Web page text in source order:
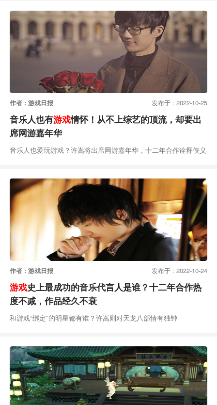
爆料图可以了解到本次测试保密级别较高，需要签署保密协议才能
够获取最终测试资格。针对此消息，游戏日报向腾讯相关人士进行
了求证，截至发稿前对方未予置评。《王者荣耀·
作者 : 游戏日报 发布于 : 2022-10-25
音乐人也有游戏情怀！从不上综艺的顶流，却要出
席网游嘉年华
音乐人也爱玩游戏？许嵩将出席网游嘉年华，十二年合作诠释侠义
作者 : 游戏日报 发布于 : 2022-10-24
游戏史上最成功的音乐代言人是谁？十二年合作热
度不减，作品经久不衰
和游戏“绑定”的明星都有谁？许嵩则对天龙八部情有独钟